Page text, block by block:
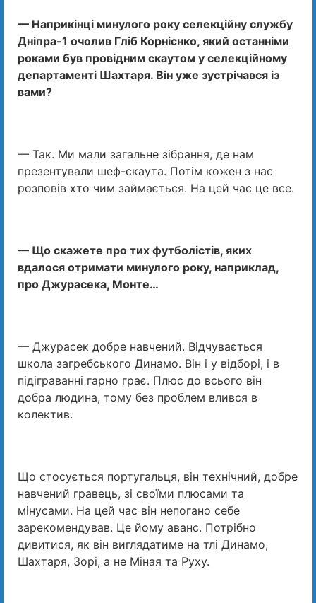
— Наприкінці минулого року селекційну службу
Дніпра-1 очолив Гліб Корнієнко, який останніми
роками був провідним скаутом у селекційному
департаменті Шахтаря. Він уже зустрічався із
вами?
— Так. Ми мали загальне зібрання, де нам
презентували шеф-скаута. Потім кожен з нас
розповів хто чим займається. На цей час це все.
— Що скажете про тих футболістів, яких
вдалося отримати минулого року, наприклад,
про Джурасека, Монте…
— Джурасек добре навчений. Відчувається
школа загребського Динамо. Він і у відборі, і в
підіграванні гарно грає. Плюс до всього він
добра людина, тому без проблем влився в
колектив.
Що стосується португальця, він технічний, добре
навчений гравець, зі своїми плюсами та
мінусами. На цей час він непогано себе
зарекомендував. Це йому аванс. Потрібно
дивитися, як він виглядатиме на тлі Динамо,
Шахтаря, Зорі, а не Міная та Руху.